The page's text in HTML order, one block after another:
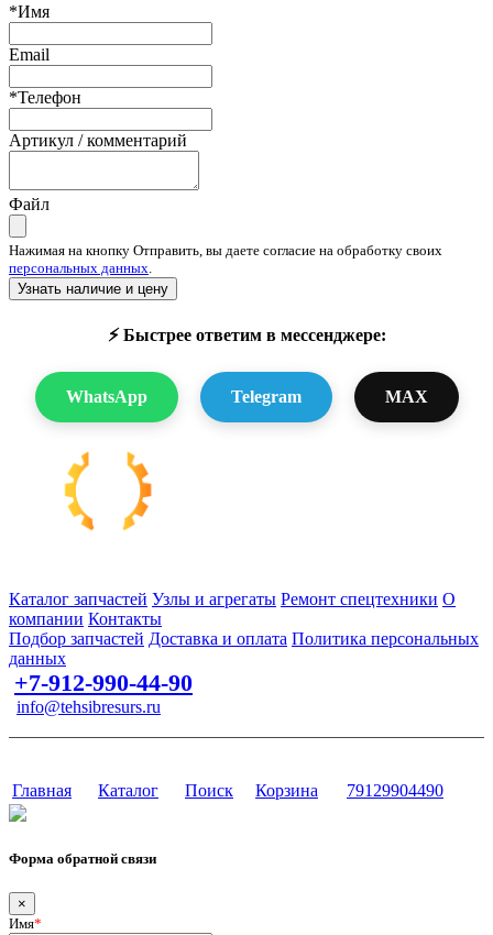
*Имя
Email
*Телефон
Артикул / комментарий
Файл
Нажимая на кнопку Отправить, вы даете согласие на обработку своих
персональных данных.
Узнать наличие и цену
⚡ Быстрее ответим в мессенджере:
WhatsApp Telegram MAX
Каталог запчастей Узлы и агрегаты Ремонт спецтехники О
компании Контакты
Подбор запчастей Доставка и оплата Политика персональных
данных
+7-912-990-44-90
info@tehsibresurs.ru
Главная Каталог Поиск Корзина 79129904490
Форма обратной связи
×
Имя*